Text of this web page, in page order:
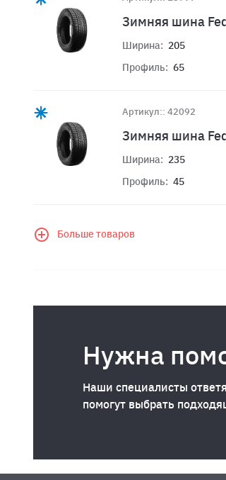
Зимняя шина
Ширина: 205
Профиль: 65
Артикул:: 42092
Зимняя шина
Ширина: 235
Профиль: 45
Больше товаров
Нужна
Наши специалисты
помогут выбрать